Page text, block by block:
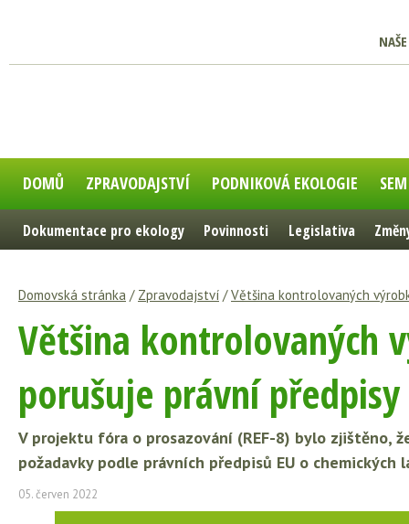
DOMŮ ZPRAVODAJSTVÍ PODNIKOVÁ EKOLOGIE
Dokumentace pro ekology Povinnosti Legislativa
Domovská stránka / Zpravodajství /Většina kontrolovaných
Většina kontrolovaných
porušuje právní
V projektu fóra o prosazování (REF-8) bylo zjištěno,
požadavky podle právních předpisů EU o
05. červen 2022